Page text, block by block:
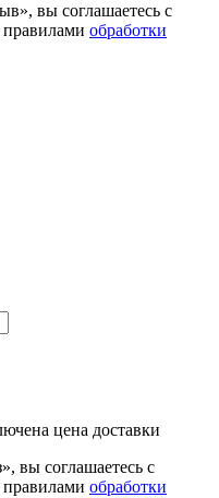
вы соглашаетесь с
обработки
цена доставки
вы соглашаетесь с
обработки